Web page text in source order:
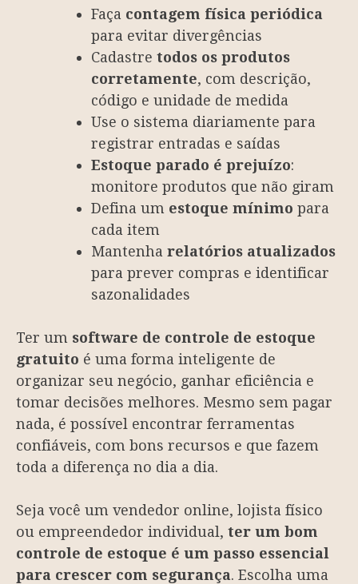
Faça contagem física periódica
para evitar divergências
Cadastre todos os produtos
corretamente, com descrição,
código e unidade de medida
Use o sistema diariamente para
registrar entradas e saídas
Estoque parado é prejuízo:
monitore produtos que não giram
Defina um estoque mínimo para
cada item
Mantenha relatórios atualizados
para prever compras e identificar
sazonalidades
Ter um software de controle de estoque
gratuito é uma forma inteligente de
organizar seu negócio, ganhar eficiência e
tomar decisões melhores. Mesmo sem pagar
nada, é possível encontrar ferramentas
confiáveis, com bons recursos e que fazem
toda a diferença no dia a dia.
Seja você um vendedor online, lojista físico
ou empreendedor individual, ter um bom
controle de estoque é um passo essencial
para crescer com segurança. Escolha uma